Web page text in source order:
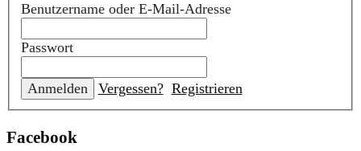
Benutzername oder E-Mail-Adresse
Passwort
Vergessen? Registrieren
Facebook